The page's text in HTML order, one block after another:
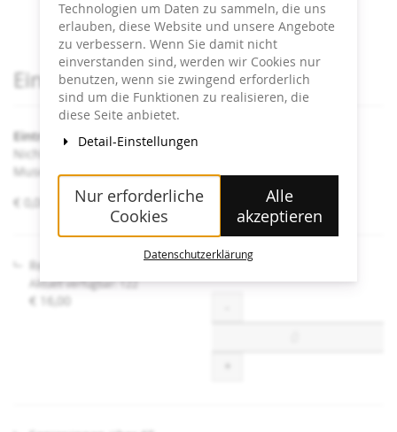
Zum Kalender hinzufügen
Produkte
Eintrittskarten
Eintritt Heidi Horten Collection
Nicht angeführte Ermäßigungen sind an der Kassa im
Museum erhältlich.
von
€ 0,00 – € 16,00
Regulär
Aktuell verfügbar: 122
€ 16,00
Technologien um Daten zu sammeln, die uns
erlauben, diese Website und unsere Angebote
zu verbessern. Wenn Sie damit nicht
einverstanden sind, werden wir Cookies nur
benutzen, wenn sie zwingend erforderlich
sind um die Funktionen zu realisieren, die
diese Seite anbietet.
Detail-Einstellungen
Nur erforderliche
Cookies
Alle
akzeptieren
Datenschutzerklärung